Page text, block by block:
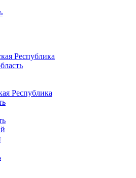
Республика
Республика